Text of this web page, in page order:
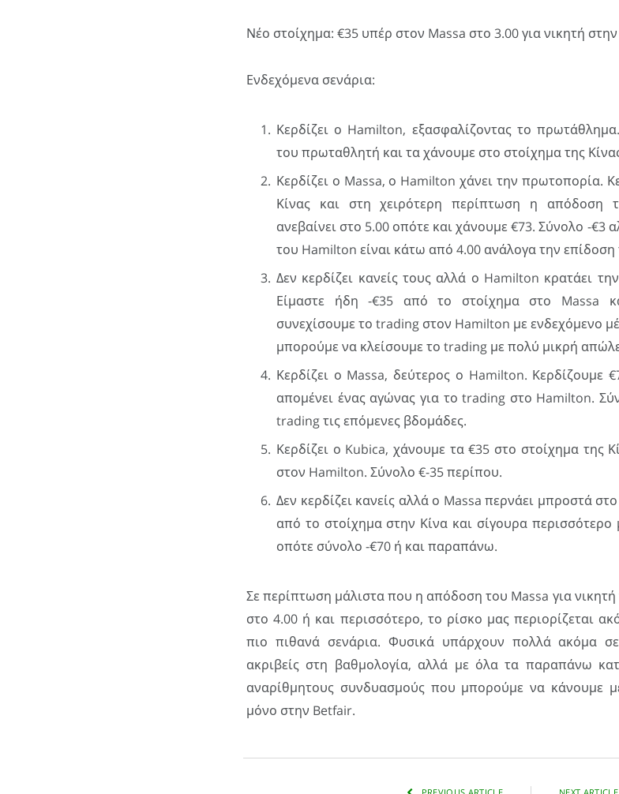
Νέο στοίχημα: €35 υπέρ στον Massa στο 3.00 για νικητή
Ενδεχόμενα σενάρια:
Κερδίζει ο Hamilton, εξασφαλίζοντας το
του πρωταθλητή και τα χάνουμε στο στοίχημα της
Κερδίζει ο Massa, ο Hamilton χάνει την πρωτοπορία.
Κίνας και στη χειρότερη περίπτωση η απόδοση
ανεβαίνει στο 5.00 οπότε και χάνουμε €73. Σύνολο -€3
του Hamilton είναι κάτω από 4.00 ανάλογα την
Δεν κερδίζει κανείς τους αλλά ο Hamilton κρατάει
Είμαστε ήδη -€35 από το στοίχημα στο Massa
συνεχίσουμε το trading στον Hamilton με ενδεχόμενο
μπορούμε να κλείσουμε το trading με πολύ μικρή
Κερδίζει ο Massa, δεύτερος ο Hamilton. Κερδίζουμε
απομένει ένας αγώνας για το trading στο Hamilton.
trading τις επόμενες βδομάδες.
Κερδίζει ο Kubica, χάνουμε τα €35 στο στοίχημα της
στον Hamilton. Σύνολο €-35 περίπου.
Δεν κερδίζει κανείς αλλά ο Massa περνάει μπροστά
από το στοίχημα στην Κίνα και σίγουρα
οπότε σύνολο -€70 ή και παραπάνω.
Σε περίπτωση μάλιστα που η απόδοση του Massa για
στο 4.00 ή και περισσότερο, το ρίσκο μας περιορίζεται
πιο πιθανά σενάρια. Φυσικά υπάρχουν πολλά ακόμα
ακριβείς στη βαθμολογία, αλλά με όλα τα παραπάνω
αναρίθμητους συνδυασμούς που μπορούμε να κάνουμε
μόνο στην Betfair.